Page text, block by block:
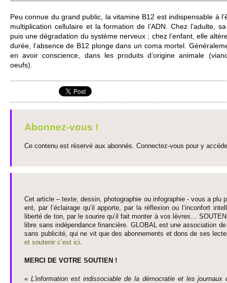
Peu connue du grand public, la vi­tamine B12 est indispensable à
multi­pli­cation ce­llulaire et la formation de l’ADN. Chez l’adulte,
puis une dégradation du système nerveux ; chez l’enfant, elle
durée, l’absence de B12 plonge dans un coma mortel.
en avoir consci­ence, dans les produits d’origine animale
oeufs).
Abonnez-vous !
Ce contenu est réservé aux abonnés. Connectez-vous pour y
Cet article – texte, dessin, photographie ou infographie - vous a plu
ent, par l’éclairage qu’il appo­rte, par la réflexion ou l’inconfort
liberté de ton, par le so­urire qu’il fait monter à vos lèvres…
libre sans indépendance financière. GLOBAL est une asso­ci­ation
sans publi­cité, qui ne vit que des abonne­ments et dons de ses
et so­utenir c’est ici.
MERCI DE VOTRE SO­UTIEN !
« L'information est indisso­ci­able de la démo­cratie et les journaux